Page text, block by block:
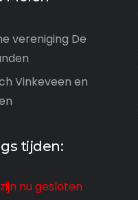
vereniging De
Vinkeveen en
tijden:
nu gesloten